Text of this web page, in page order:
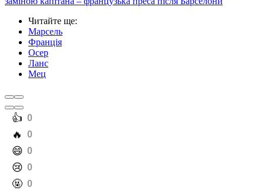
Читайте ще:
Марсель
Франція
Осер
Ланс
Мец
️👍 0
️🔥 0
️😄 0
️😢 0
️🤬 0